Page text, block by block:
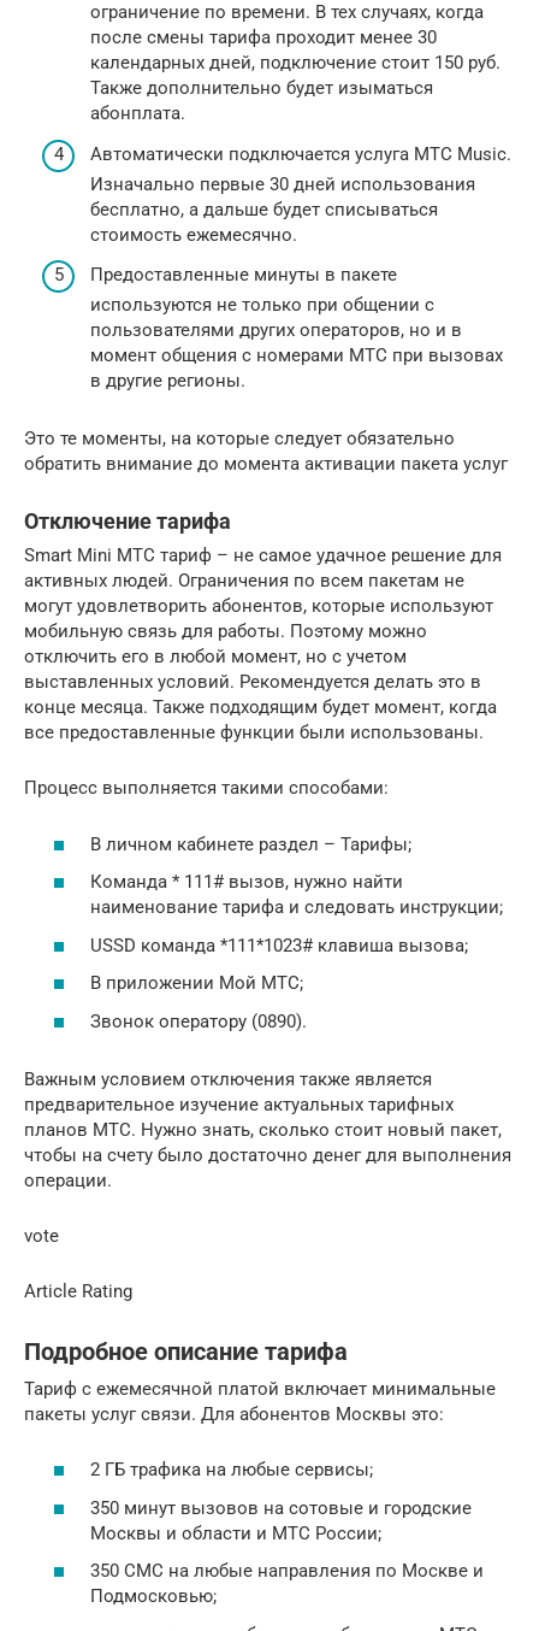
ограничение по времени. В тех случаях, когда
после смены тарифа проходит менее 30
календарных дней, подключение стоит 150 руб.
Также дополнительно будет изыматься
абонплата.
Автоматически подключается услуга МТС Music.
Изначально первые 30 дней использования
бесплатно, а дальше будет списываться
стоимость ежемесячно.
Предоставленные минуты в пакете
используются не только при общении с
пользователями других операторов, но и в
момент общения с номерами МТС при вызовах
в другие регионы.
Это те моменты, на которые следует обязательно
обратить внимание до момента активации пакета услуг
Отключение тарифа
Smart Mini МТС тариф – не самое удачное решение для
активных людей. Ограничения по всем пакетам не
могут удовлетворить абонентов, которые используют
мобильную связь для работы. Поэтому можно
отключить его в любой момент, но с учетом
выставленных условий. Рекомендуется делать это в
конце месяца. Также подходящим будет момент, когда
все предоставленные функции были использованы.
Процесс выполняется такими способами:
В личном кабинете раздел – Тарифы;
Команда * 111# вызов, нужно найти
наименование тарифа и следовать инструкции;
USSD команда *111*1023# клавиша вызова;
В приложении Мой МТС;
Звонок оператору (0890).
Важным условием отключения также является
предварительное изучение актуальных тарифных
планов МТС. Нужно знать, сколько стоит новый пакет,
чтобы на счету было достаточно денег для выполнения
операции.
vote
Article Rating
Подробное описание тарифа
Тариф с ежемесячной платой включает минимальные
пакеты услуг связи. Для абонентов Москвы это:
2 ГБ трафика на любые сервисы;
350 минут вызовов на сотовые и городские
Москвы и области и МТС России;
350 СМС на любые направления по Москве и
Подмосковью;